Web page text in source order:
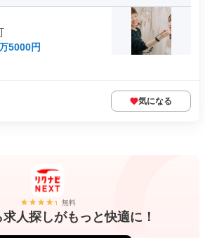
5000円
気になる
無料
人探しがもっと快適に！